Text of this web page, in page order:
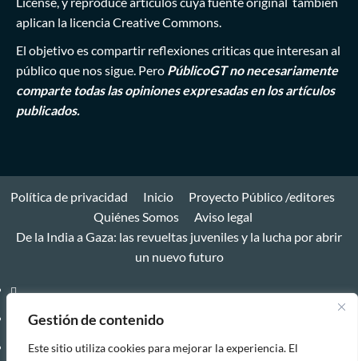
Gestión de contenido
Este sitio utiliza cookies para mejorar la experiencia. El
aplican la licencia Creative Commons.
El objetivo es compartir reflexiones criticas que interesan al
público que nos sigue. Pero PúblicoGT no necesariamente
comparte todas las opiniones expresadas en los artículos
publicados.
Política de privacidad Inicio
Proyecto Público /editores
Quiénes Somos
Aviso legal
De la India a Gaza: las revueltas juveniles y la lucha por abrir
un nuevo futuro
Política
privacidad
Inicio
Proyecto